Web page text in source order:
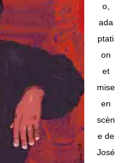
o,
ada
ptati
on
et
mise
en
scèn
e de
José